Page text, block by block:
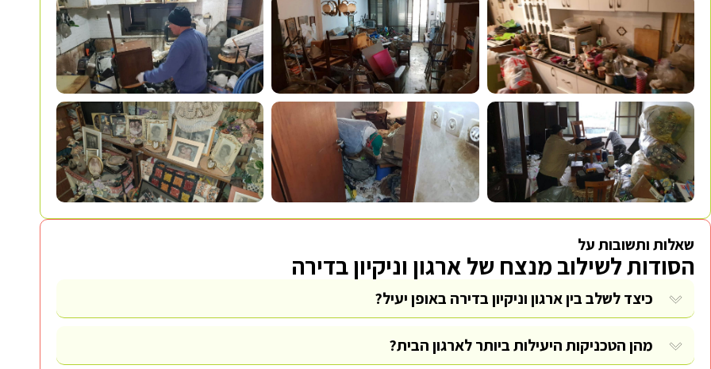
שאלות ותשובות על
הסודות לשילוב מנצח של ארגון וניקיון בדירה
כיצד לשלב בין ארגון וניקיון בדירה באופן יעיל?
מהן הטכניקות היעילות ביותר לארגון הבית?